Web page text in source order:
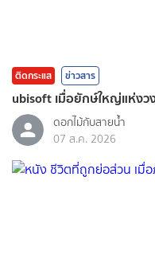
ติดกระแส ข่าวสาร
ubisoft เมื่อยักษ์ใหญ่แห่งว
ดอกไม้กับสายน้ำ
07 ส.ค. 2026